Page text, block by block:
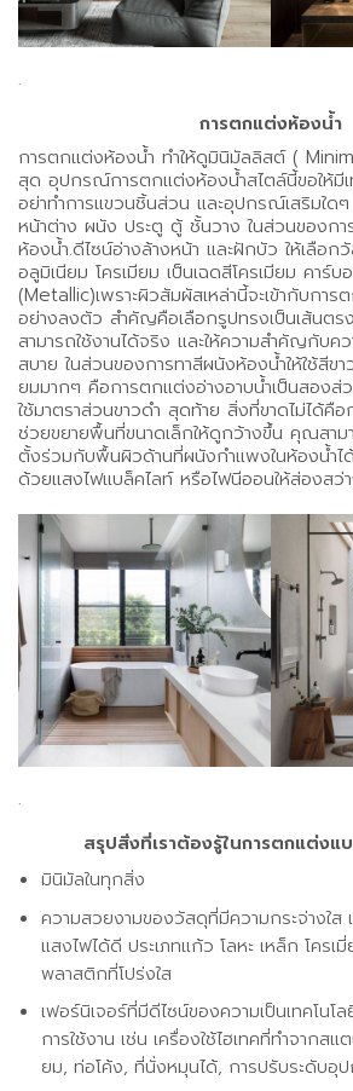
.
การตกแต่งห้องน้ำ
การตกแต่งห้องน้ำ ทำให้ดูมินิมัลลิสต์ (
สุด อุปกรณ์การตกแต่งห้องน้ำสไตล์นี้ขอให้มีเ
อย่าทำการแขวนชิ้นส่วน และอุปกรณ์เสริมใดๆ
หน้าต่าง ผนัง ประตู ตู้ ชั้นวาง ในส่วนของก
ห้องน้ำ.ดีไซน์อ่างล้างหน้า และฝักบัว ให้เลือก
อลูมิเนียม โครเมียม เป็นเฉดสีโครเมียม คาร์บ
(Metallic)เพราะผิวสัมผัสเหล่านี้จะเข้ากับการ
อย่างลงตัว สำคัญคือเลือกรูปทรงเป็นเส้นตรง
สามารถใช้งานได้จริง และให้ความสำคัญกับ
สบาย ในส่วนของการทาสีผนังห้องน้ำให้ใช้สีข
ยมมากๆ คือการตกแต่งอ่างอาบน้ำเป็นสองส่
ใช้มาตราส่วนขาวดำ สุดท้าย สิ่งที่ขาดไม่ได้คื
ช่วยขยายพื้นที่ขนาดเล็กให้ดูกว้างขึ้น คุณสา
ตั้งร่วมกับพื้นผิวด้านที่ผนังกำแพงในห้องน้ำได้
ด้วยแสงไฟแบล็คไลท์ หรือไฟนีออนให้ส่องส
.
สรุปสิ่งที่เราต้องรู้ในการตกแต่งแ
มินิมัลในทุกสิ่ง
ความสวยงามของวัสดุที่มีความกระจ่างใส
แสงไฟได้ดี ประเภทแก้ว โลหะ เหล็ก โครเ
พลาสติกที่โปร่งใส
เฟอร์นิเจอร์ที่มีดีไซน์ของความเป็นเทคโนโ
การใช้งาน เช่น เครื่องใช้ไฮเทคที่ทำจากส
ยม, ท่อโค้ง, ที่นั่งหมุนได้, การปรับระดับ